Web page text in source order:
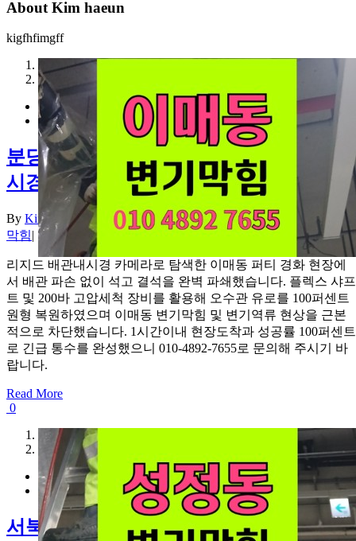
About Kim haeun
kigfhfimgff
2
분당 이매동 변기막힘 석고 굳음 역류 내
시경
By Kim haeun| 2026-08-07T20:38:24+09:002026년 08월 07일 | 변기
막힘|
리지드 배관내시경 카메라로 탐색한 이매동 퍼티 경화 현장에
서 배관 파손 없이 석고 결석을 완벽 파쇄했습니다. 플렉스 샤프
트 및 200바 고압세척 장비를 활용해 오수관 유로를 100퍼센트
원형 복원하였으며 이매동 변기막힘 및 변기역류 현상을 근본
적으로 차단했습니다. 1시간이내 현장도착과 성공률 100퍼센트
로 긴급 통수를 완성했으니 010-4892-7655로 문의해 주시기 바
랍니다.
Read More
0
서북구 성정동 변기막힘 플라스틱 주걱 역